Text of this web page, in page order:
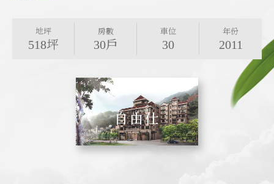
地坪 房數 車位 年份
自由仕
地坪
518坪
房數
30戶
車位
30
年份
2011
環球薈館
地坪 房數
105戶 店
面8戶
車位 年份
禮 墅
地坪 房數 車位 年份
地坪 房數 車位 年份